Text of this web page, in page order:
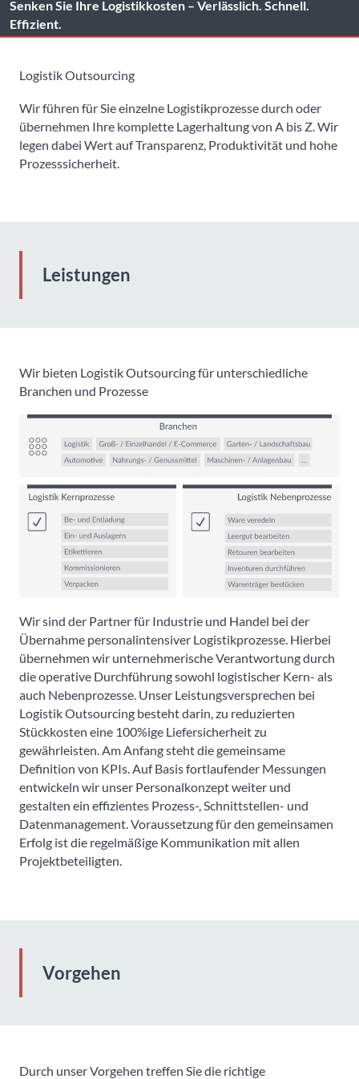
Senken Sie Ihre Logistikkosten – Verlässlich. Schnell.
Effizient.
Logistik Outsourcing
Wir führen für Sie einzelne Logistikprozesse durch oder
übernehmen Ihre komplette Lagerhaltung von A bis Z. Wir
legen dabei Wert auf Transparenz, Produktivität und hohe
Prozesssicherheit.
Leistungen
Wir bieten Logistik Outsourcing für unterschiedliche
Branchen und Prozesse
Wir sind der Partner für Industrie und Handel bei der
Übernahme personalintensiver Logistikprozesse. Hierbei
übernehmen wir unternehmerische Verantwortung durch
die operative Durchführung sowohl logistischer Kern- als
auch Nebenprozesse. Unser Leistungsversprechen bei
Logistik Outsourcing besteht darin, zu reduzierten
Stückkosten eine 100%ige Liefersicherheit zu
gewährleisten. Am Anfang steht die gemeinsame
Definition von KPIs. Auf Basis fortlaufender Messungen
entwickeln wir unser Personalkonzept weiter und
gestalten ein effizientes Prozess-, Schnittstellen- und
Datenmanagement. Voraussetzung für den gemeinsamen
Erfolg ist die regelmäßige Kommunikation mit allen
Projektbeteiligten.
Vorgehen
Durch unser Vorgehen treffen Sie die richtige